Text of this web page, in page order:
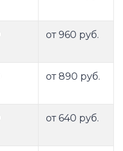
от 960 руб.
от 890 руб.
от 640 руб.